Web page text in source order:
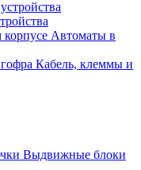
Автоматы в
Кабель, клеммы и
Выдвижные блоки